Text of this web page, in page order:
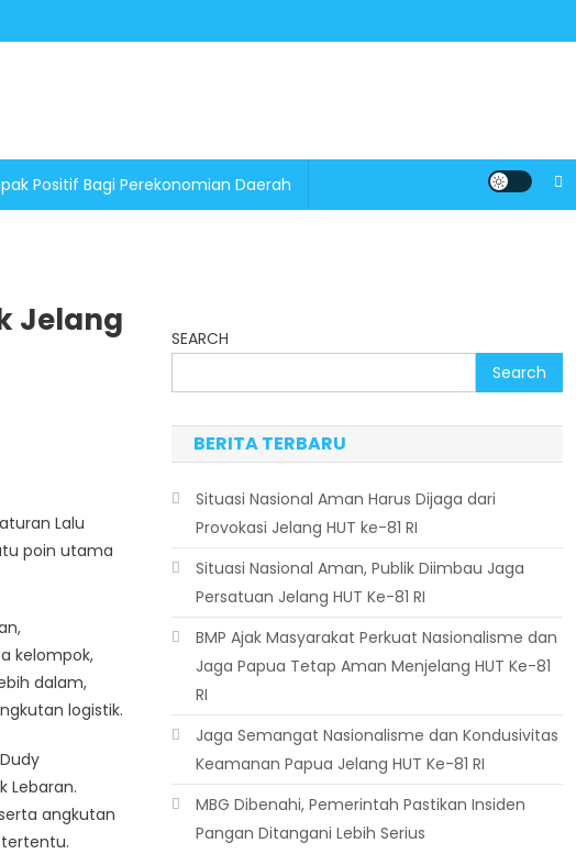
Positif Bagi Perekonomian Daerah
Jelang
Lalu
poin utama
kelompok,
dalam,
logistik.
Lebaran.
angkutan
SEARCH
Search
BERITA TERBARU
Situasi Nasional Aman Harus Dijaga dari
Provokasi Jelang HUT ke-81 RI
Situasi Nasional Aman, Publik Diimbau Jaga
Persatuan Jelang HUT Ke-81 RI
BMP Ajak Masyarakat Perkuat Nasionalisme dan
Jaga Papua Tetap Aman Menjelang HUT Ke-81
RI
Jaga Semangat Nasionalisme dan Kondusivitas
Keamanan Papua Jelang HUT Ke-81 RI
MBG Dibenahi, Pemerintah Pastikan Insiden
Pangan Ditangani Lebih Serius